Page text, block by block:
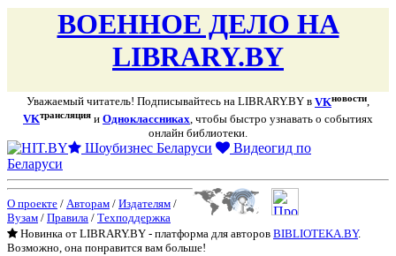
ВОЕННОЕ ДЕЛО НА
LIBRARY.BY
Уважаемый читатель! Подписывайтесь на LIBRARY.BY в VKновости,
VKтрансляция и Одноклассниках , чтобы быстро узнавать о событиях
онлайн библиотеки.
Шоубизнес Беларуси
Видеогид по
Беларуси
О проекте / Авторам / Издателям /
Вузам / Правила / Техподдержка
Новинка от LIBRARY.BY - платформа для авторов BIBLIOTEKA.BY.
Возможно, она понравится вам больше!